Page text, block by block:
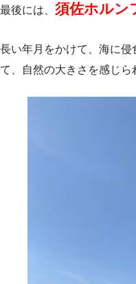
最後には、 須佐ホルン
長い年月をかけて、海に
て、自然の大きさを感じ